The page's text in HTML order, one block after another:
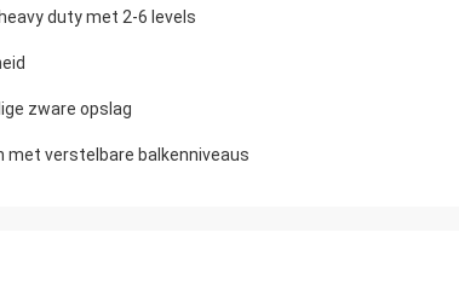
duty met 2-6 levels
zware opslag
verstelbare balkenniveaus